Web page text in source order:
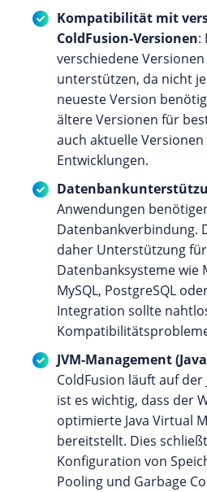
Kompatibilität mit
ColdFusion-Versionen:
verschiedene
unterstützen, da nicht
neueste Version
ältere Versionen für
auch aktuelle
Entwicklungen.
Anwendungen
Datenbankverbindung.
daher Unterstützung
Datenbanksysteme wie
MySQL, PostgreSQL
Integration sollte
JVM-Management
ColdFusion läuft auf
ist es wichtig, dass der
optimierte Java Virtual
bereitstellt. Dies
Konfiguration von
Pooling und Garbage